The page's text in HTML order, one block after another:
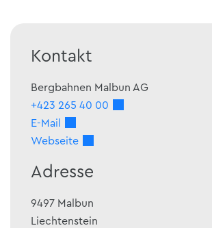
Kontakt
Bergbahnen Malbun AG
+423 265 40 00
E-Mail
Webseite
Adresse
9497 Malbun
Liechtenstein